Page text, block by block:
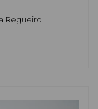
Regueiro